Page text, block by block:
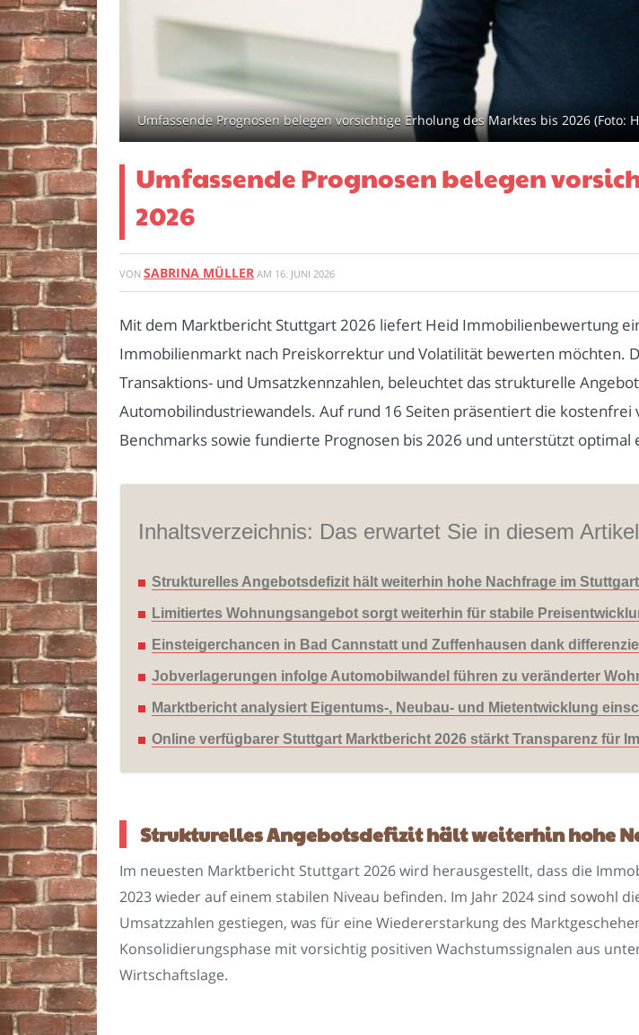
Umfassende Prognosen belegen vorsichtige Erholung des Marktes bis 2026 (Foto:
Umfassende Prognosen belegen
2026
VON SABRINA MÜLLER AM 16. JUNI 2026
Mit dem Marktbericht Stuttgart 2026 liefert Heid Immobilienbewertung
Immobilienmarkt nach Preiskorrektur und Volatilität bewerten möchten.
Transaktions- und Umsatzkennzahlen, beleuchtet das strukturelle
Automobilindustriewandels. Auf rund 16 Seiten präsentiert die
Benchmarks sowie fundierte Prognosen bis 2026 und unterstützt
Inhaltsverzeichnis: Das erwartet Sie in diesem Artikel
Strukturelles Angebotsdefizit hält weiterhin hohe Nachfrage im
Limitiertes Wohnungsangebot sorgt weiterhin für stabile
Einsteigerchancen in Bad Cannstatt und Zuffenhausen dank
Jobverlagerungen infolge Automobilwandel führen zu veränderter
Marktbericht analysiert Eigentums-, Neubau- und Mietentwicklung
Online verfügbarer Stuttgart Marktbericht 2026 stärkt Transparenz für
Strukturelles Angebotsdefizit hält weiterhin hohe
Im neuesten Marktbericht Stuttgart 2026 wird herausgestellt, dass die
2023 wieder auf einem stabilen Niveau befinden. Im Jahr 2024 sind sowohl
Umsatzzahlen gestiegen, was für eine Wiedererstarkung des
Konsolidierungsphase mit vorsichtig positiven Wachstumssignalen aus
Wirtschaftslage.